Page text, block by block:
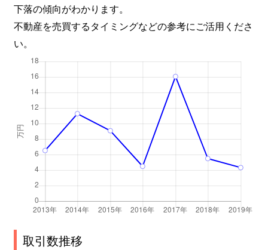
下落の傾向がわかります。
不動産を売買するタイミングなどの参考にご活用くださ
い。
取引数推移